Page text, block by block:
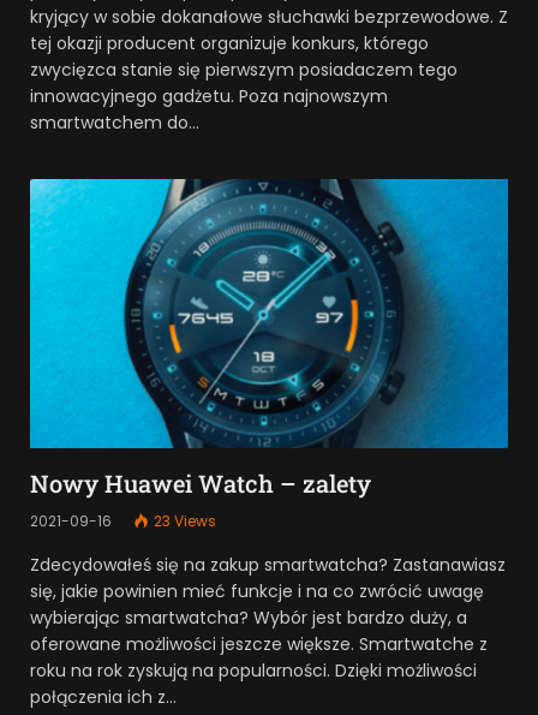
kryjący w sobie dokanałowe słuchawki bezprzewodowe. Z
tej okazji producent organizuje konkurs, którego
zwycięzca stanie się pierwszym posiadaczem tego
innowacyjnego gadżetu. Poza najnowszym
smartwatchem do…
Nowy Huawei Watch – zalety
2021-09-16 23 Views
Zdecydowałeś się na zakup smartwatcha? Zastanawiasz
się, jakie powinien mieć funkcje i na co zwrócić uwagę
wybierając smartwatcha? Wybór jest bardzo duży, a
oferowane możliwości jeszcze większe. Smartwatche z
roku na rok zyskują na popularności. Dzięki możliwości
połączenia ich z…